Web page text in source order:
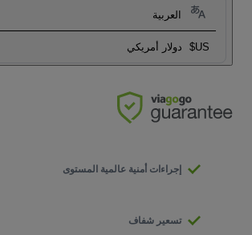
العربية
US$ دولار أمريكي
إجراءات أمنية عالمية المستوى
تسعير شفاف